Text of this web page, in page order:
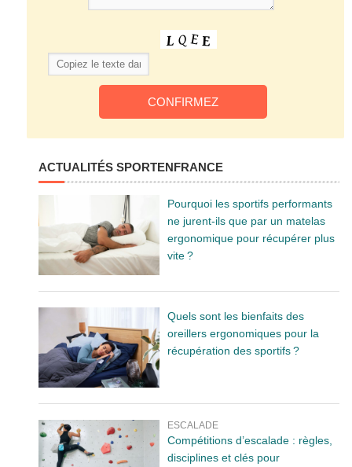
ACTUALITÉS SPORTENFRANCE
Pourquoi les sportifs performants
ne jurent-ils que par un matelas
ergonomique pour récupérer plus
vite ?
Quels sont les bienfaits des
oreillers ergonomiques pour la
récupération des sportifs ?
ESCALADE
Compétitions d’escalade : règles,
disciplines et clés pour